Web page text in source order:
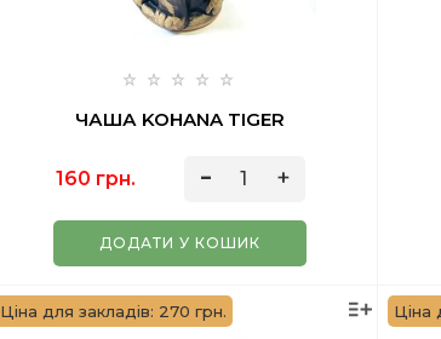
ЧАША KOHANA TIGER
160 грн.
ДОДАТИ У КОШИК
Ціна для закладів: 270 грн. Ціна